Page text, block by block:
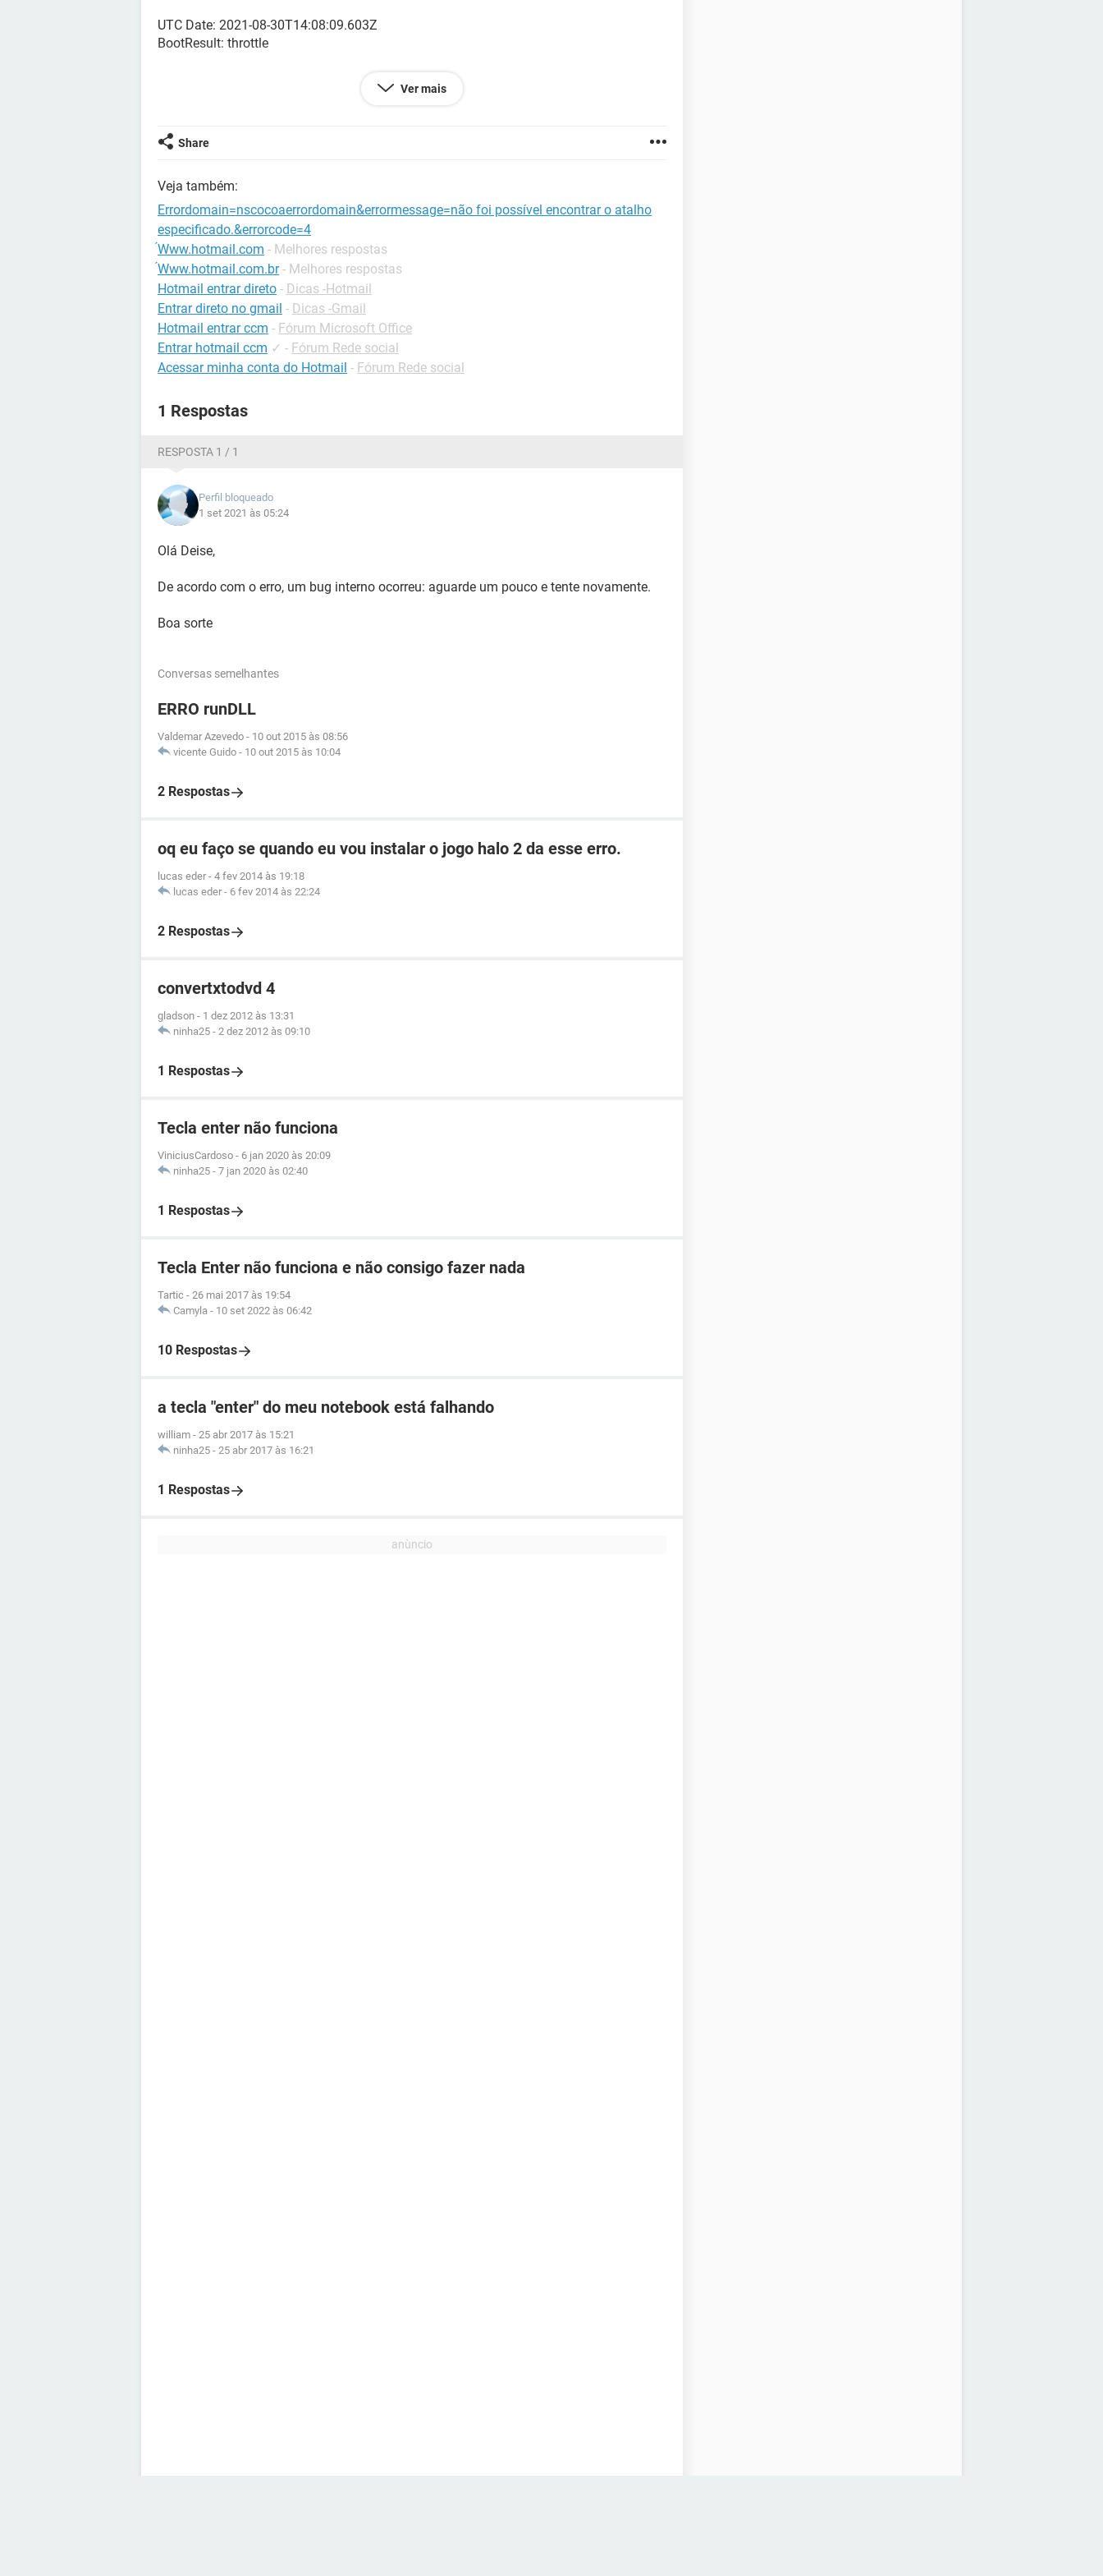
UTC Date: 2021-08-30T14:08:09.603Z
BootResult: throttle
err: Microsoft.Exchange.Data.Storage.TooManyObjectsOpenedException
et: ServerError
estack: Microsoft.Mapi.MapiExceptionSessionLimit
ehk: X-OWA-Error
efe: SA9PR13CA0107, RO1P215CA0035
ebe: SA1PR17MB5089
ewsver: 15.20.4394.23
emsg: TooManyObjectsOpenedError
Ver mais
Share
Veja também:
Errordomain=nscocoaerrordomain&errormessage=não foi possível encontrar o atalho
especificado.&errorcode=4
́Www.hotmail.com - Melhores respostas
́Www.hotmail.com.br - Melhores respostas
Hotmail entrar direto - Dicas -Hotmail
Entrar direto no gmail - Dicas -Gmail
Hotmail entrar ccm - Fórum Microsoft Office
Entrar hotmail ccm ✓ - Fórum Rede social
Acessar minha conta do Hotmail - Fórum Rede social
1 Respostas
RESPOSTA 1 / 1
Perfil bloqueado
1 set 2021 às 05:24
Olá Deise,
De acordo com o erro, um bug interno ocorreu: aguarde um pouco e tente novamente.
Boa sorte
Conversas semelhantes
ERRO runDLL
Valdemar Azevedo - 10 out 2015 às 08:56
vicente Guido - 10 out 2015 às 10:04
2 Respostas
oq eu faço se quando eu vou instalar o jogo halo 2 da esse erro.
lucas eder - 4 fev 2014 às 19:18
lucas eder - 6 fev 2014 às 22:24
2 Respostas
convertxtodvd 4
gladson - 1 dez 2012 às 13:31
ninha25 - 2 dez 2012 às 09:10
1 Respostas
Tecla enter não funciona
ViniciusCardoso - 6 jan 2020 às 20:09
ninha25 - 7 jan 2020 às 02:40
1 Respostas
Tecla Enter não funciona e não consigo fazer nada
Tartic - 26 mai 2017 às 19:54
Camyla - 10 set 2022 às 06:42
10 Respostas
a tecla "enter" do meu notebook está falhando
william - 25 abr 2017 às 15:21
ninha25 - 25 abr 2017 às 16:21
1 Respostas